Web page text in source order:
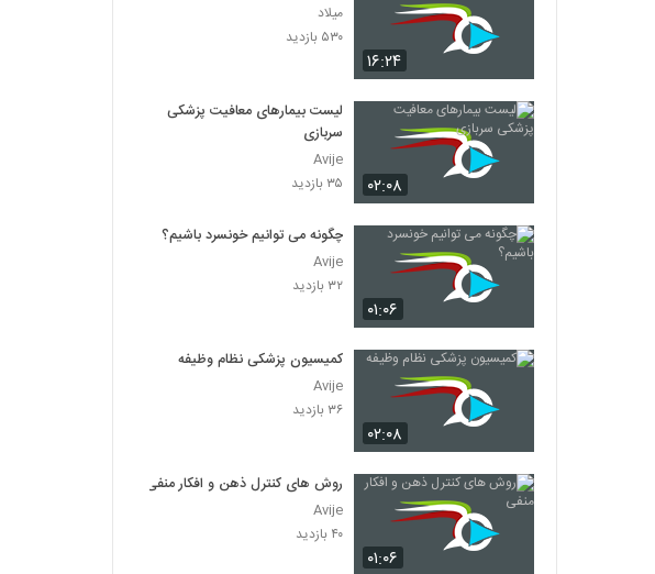
۱۶:۲۴
میلاد
۵۳۰ بازدید
۰۲:۰۸
لیست بیمارهای معافیت پزشکی
سربازی
Avije
۳۵ بازدید
۰۱:۰۶
چگونه می توانیم خونسرد باشیم؟
Avije
۳۲ بازدید
۰۲:۰۸
کمیسیون پزشکی نظام وظیفه
Avije
۳۶ بازدید
۰۱:۰۶
روش های کنترل ذهن و افکار منفی
Avije
۴۰ بازدید